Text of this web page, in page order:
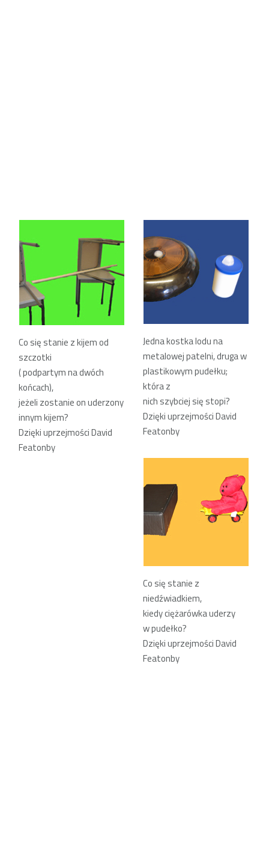
Co się stanie z kijem od
szczotki
( podpartym na dwóch
końcach),
jeżeli zostanie on uderzony
innym kijem?
Dzięki uprzejmości David
Featonby
Jedna kostka lodu na
metalowej patelni, druga w
plastikowym pudełku;
która z
nich szybciej się stopi?
Dzięki uprzejmości David
Featonby
Co się stanie z
niedźwiadkiem,
kiedy ciężarówka uderzy
w pudełko?
Dzięki uprzejmości David
Featonby